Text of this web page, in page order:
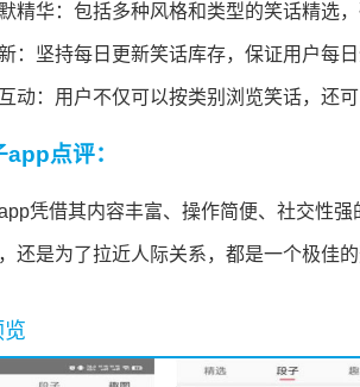
精华：包括多种风格和类型的笑话精选
：坚持每日更新笑话库存，保证用户每
动：用户不仅可以按类别浏览笑话，还
点评：
凭借其内容丰富、操作简便、社交性
还是为了拉近人际关系，都是一个极佳的
览